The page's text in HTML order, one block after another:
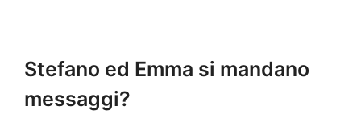
Stefano ed Emma si mandano
messaggi?